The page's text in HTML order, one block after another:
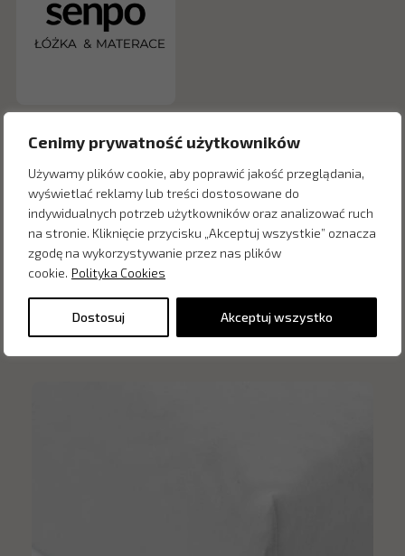
Cenimy prywatność użytkowników
Używamy plików cookie, aby poprawić jakość przeglądania,
wyświetlać reklamy lub treści dostosowane do
indywidualnych potrzeb użytkowników oraz analizować ruch
na stronie. Kliknięcie przycisku „Akceptuj wszystkie” oznacza
zgodę na wykorzystywanie przez nas plików
cookie. Polityka Cookies
Dostosuj Akceptuj wszystko
Inne produkty z kategorii